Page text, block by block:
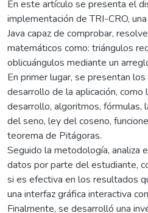
En este artículo se presenta el
implementación de TRI-CRO,
Java capaz de comprobar,
matemáticos como: triángulos
oblicuángulos mediante un
En primer lugar, se presentan
desarrollo de la aplicación,
desarrollo, algoritmos, fórmulas,
del seno, ley del coseno,
teorema de Pitágoras.
Seguido la metodología, analiza
datos por parte del estudiante,
si es efectiva en los resultados
una interfaz gráfica interactiva
Finalmente, se desarrolló una